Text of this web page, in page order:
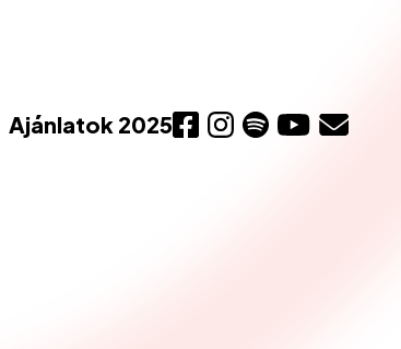
Ajánlatok 2025